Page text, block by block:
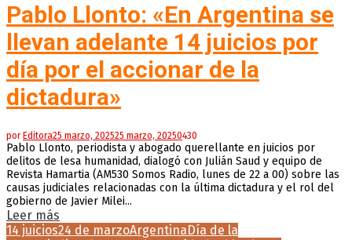
Pablo Llonto: «En Argentina se
llevan adelante 14 juicios por
día por el accionar de la
dictadura»
por Editora25 marzo, 202525 marzo, 20250430
Pablo Llonto, periodista y abogado querellante en juicios por
delitos de lesa humanidad, dialogó con Julián Saud y equipo de
Revista Hamartia (AM530 Somos Radio, lunes de 22 a 00) sobre las
causas judiciales relacionadas con la última dictadura y el rol del
gobierno de Javier Milei...
Leer más
14 juicios24 de marzoArgentinaDía de la